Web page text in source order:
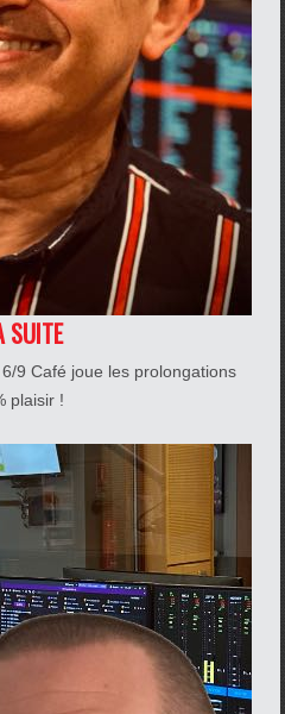
SUITE
9 Café joue les prolongations
plaisir !